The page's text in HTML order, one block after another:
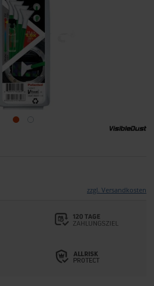
zzgl. Versandkosten